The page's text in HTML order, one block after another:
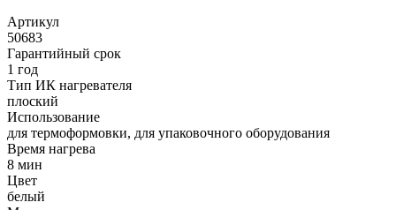
Артикул
50683
Гарантийный срок
1 год
Тип ИК нагревателя
плоский
Использование
для термоформовки, для упаковочного оборудования
Время нагрева
8 мин
Цвет
белый